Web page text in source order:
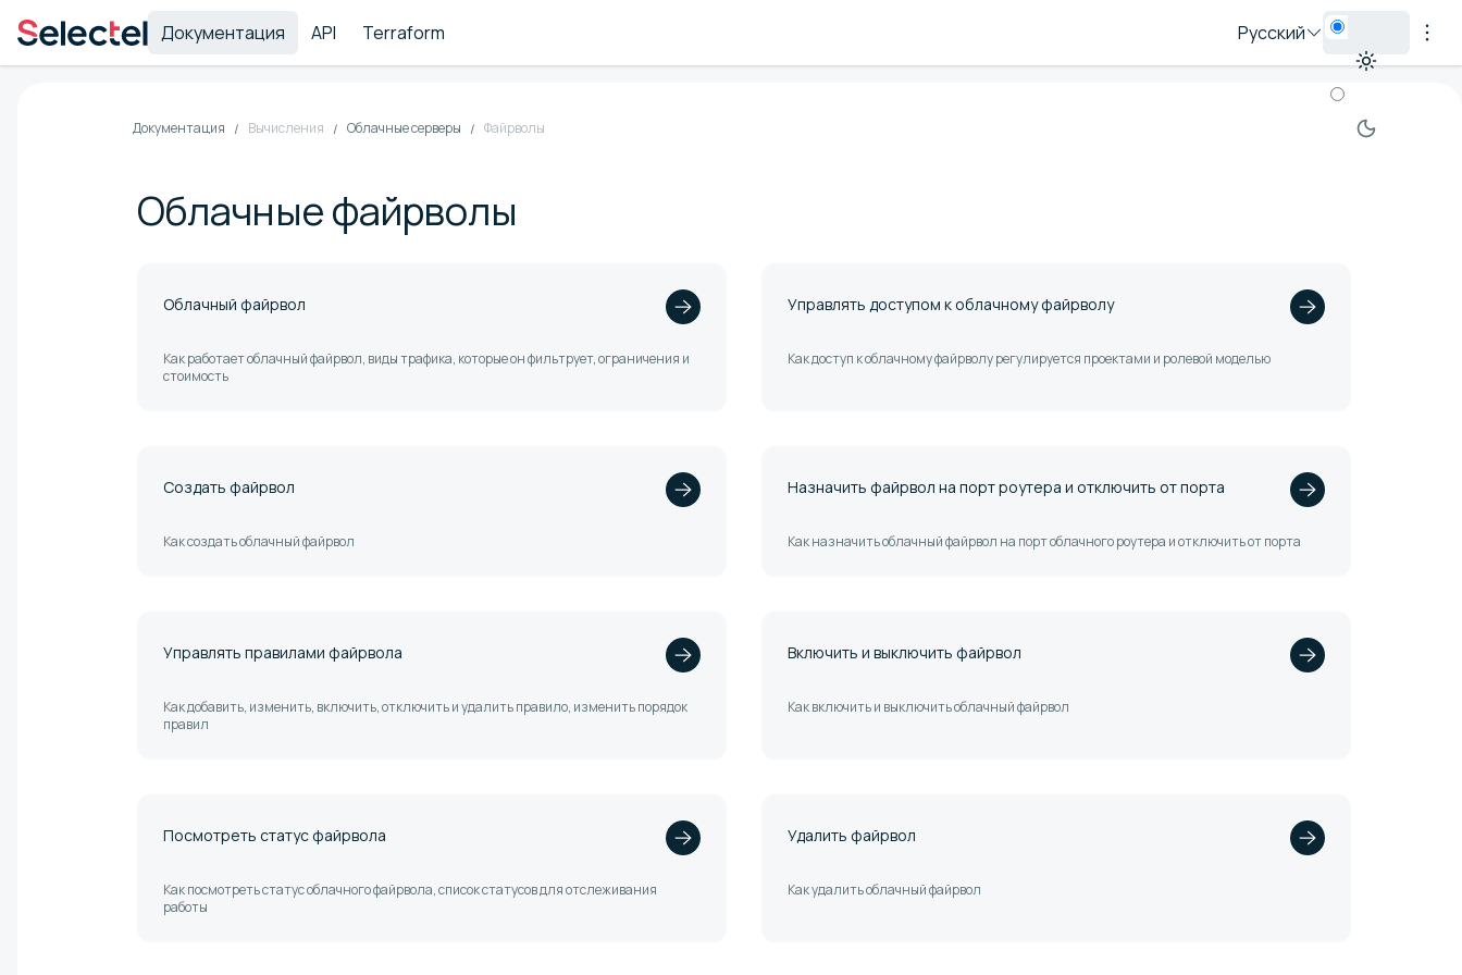
Документация API Terraform Русский
Документация Вычисления Облачные серверы Файрволы
Облачные файрволы
Облачный файрвол
Как работает облачный файрвол, виды трафика, которые он фильтрует, ограничения и
стоимость
Управлять доступом к облачному файрволу
Как доступ к облачному файрволу регулируется проектами и ролевой моделью
Создать файрвол
Как создать облачный файрвол
Назначить файрвол на порт роутера и отключить от порта
Как назначить облачный файрвол на порт облачного роутера и отключить от порта
Управлять правилами файрвола
Как добавить, изменить, включить, отключить и удалить правило, изменить порядок
правил
Включить и выключить файрвол
Как включить и выключить облачный файрвол
Посмотреть статус файрвола
Как посмотреть статус облачного файрвола, список статусов для отслеживания
работы
Удалить файрвол
Как удалить облачный файрвол